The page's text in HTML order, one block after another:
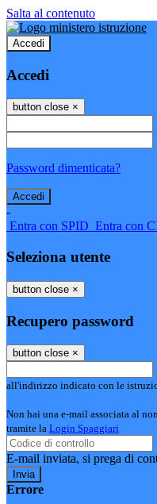
Salta al contenuto
Accedi
Accedi
button close ×
Password dimenticata?
-
Entra con SPID Entra con
Seleziona utente
button close ×
Recupero password
button close ×
all'indirizzo indicato con le
Non hai una e-mail associata al
tramite la Login Spaggiari
E-mail inviata, si prega di
Errore